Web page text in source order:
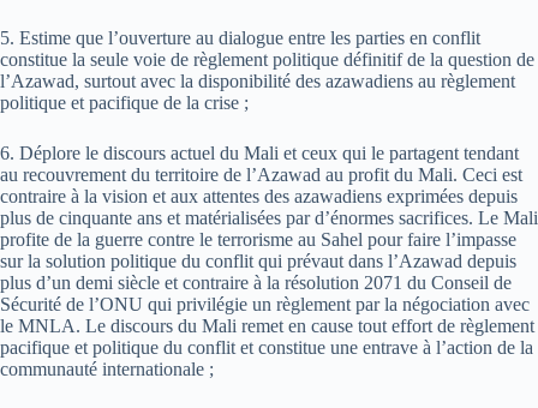
5. Estime que l’ouverture au dialogue entre les parties en conflit
constitue la seule voie de règlement politique définitif de la question de
l’Azawad, surtout avec la disponibilité des azawadiens au règlement
politique et pacifique de la crise ;
6. Déplore le discours actuel du Mali et ceux qui le partagent tendant
au recouvrement du territoire de l’Azawad au profit du Mali. Ceci est
contraire à la vision et aux attentes des azawadiens exprimées depuis
plus de cinquante ans et matérialisées par d’énormes sacrifices. Le Mali
profite de la guerre contre le terrorisme au Sahel pour faire l’impasse
sur la solution politique du conflit qui prévaut dans l’Azawad depuis
plus d’un demi siècle et contraire à la résolution 2071 du Conseil de
Sécurité de l’ONU qui privilégie un règlement par la négociation avec
le MNLA. Le discours du Mali remet en cause tout effort de règlement
pacifique et politique du conflit et constitue une entrave à l’action de la
communauté internationale ;